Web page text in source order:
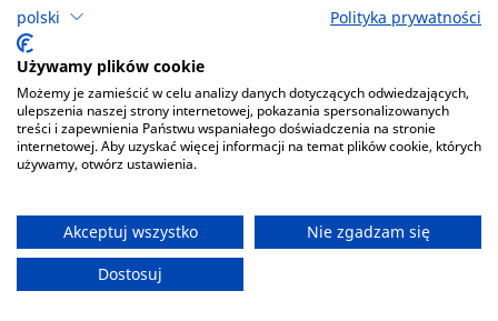
polski Polityka prywatności
Używamy plików cookie
Możemy je zamieścić w celu analizy danych dotyczących odwiedzających,
ulepszenia naszej strony internetowej, pokazania spersonalizowanych
treści i zapewnienia Państwu wspaniałego doświadczenia na stronie
internetowej. Aby uzyskać więcej informacji na temat plików cookie, których
używamy, otwórz ustawienia.
Akceptuj wszystko
Nie zgadzam się
Dostosuj